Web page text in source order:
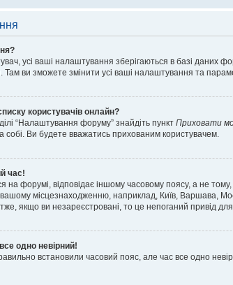
усі ваші налаштування зберігаються в базі даних
Там ви зможете змінити усі ваші налаштування та
користувачів онлайн?
“Налаштування форуму” знайдіть пункт Приховати
Ви будете вважатись прихованим користувачем.
час!
на форумі, відповідає іншому часовому поясу, а не
вашому місцезнаходженню, наприклад, Київ, Варшава,
якщо ви незареєстровані, то це непоганий привід
одно невірний!
встановили часовий пояс, але час все одно